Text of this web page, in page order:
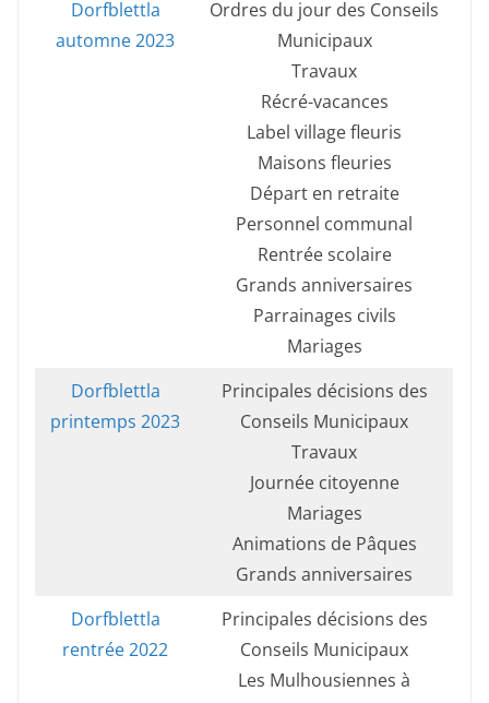
Dorfblettla
automne 2023
Ordres du jour des Conseils
Municipaux
Travaux
Récré-vacances
Label village fleuris
Maisons fleuries
Départ en retraite
Personnel communal
Rentrée scolaire
Grands anniversaires
Parrainages civils
Mariages
Dorfblettla
printemps 2023
Principales décisions des
Conseils Municipaux
Travaux
Journée citoyenne
Mariages
Animations de Pâques
Grands anniversaires
Dorfblettla
rentrée 2022
Principales décisions des
Conseils Municipaux
Les Mulhousiennes à